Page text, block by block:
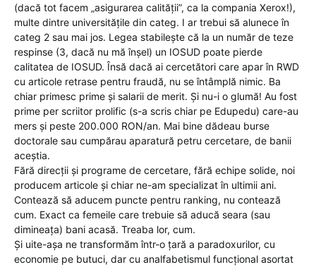
(dacă tot facem „asigurarea calității”, ca la compania Xerox!),
multe dintre universitățile din categ. I ar trebui să alunece în
categ 2 sau mai jos. Legea stabilește că la un număr de teze
respinse (3, dacă nu mă înșel) un IOSUD poate pierde
calitatea de IOSUD. Însă dacă ai cercetători care apar în RWD
cu articole retrase pentru fraudă, nu se întâmplă nimic. Ba
chiar primesc prime și salarii de merit. Și nu-i o glumă! Au fost
prime per scriitor prolific (s-a scris chiar pe Edupedu) care-au
mers și peste 200.000 RON/an. Mai bine dădeau burse
doctorale sau cumpărau aparatură petru cercetare, de banii
aceștia.
Fără direcții și programe de cercetare, fără echipe solide, noi
producem articole și chiar ne-am specializat în ultimii ani.
Contează să aducem puncte pentru ranking, nu contează
cum. Exact ca femeile care trebuie să aducă seara (sau
dimineața) bani acasă. Treaba lor, cum.
Și uite-așa ne transformăm într-o țară a paradoxurilor, cu
economie pe butuci, dar cu analfabetismul funcțional asortat